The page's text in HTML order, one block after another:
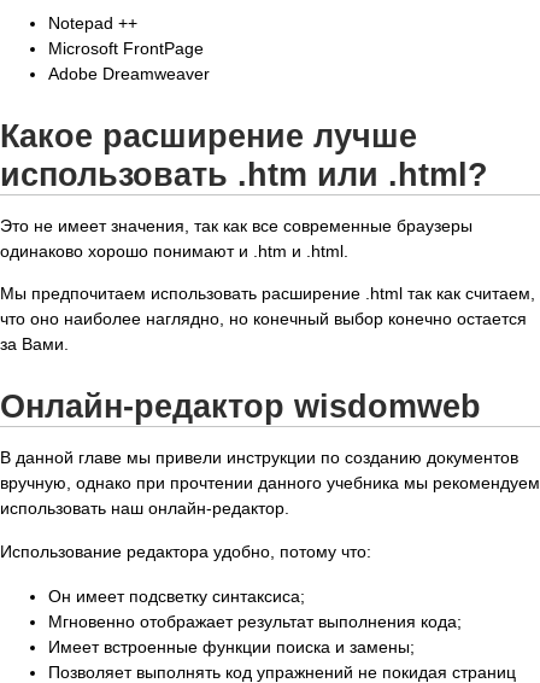
Notepad ++
Microsoft FrontPage
Adobe Dreamweaver
Какое расширение лучше
использовать .htm или .html?
Это не имеет значения, так как все современные браузеры
одинаково хорошо понимают и .htm и .html.
Мы предпочитаем использовать расширение .html так как считаем,
что оно наиболее наглядно, но конечный выбор конечно остается
за Вами.
Онлайн-редактор wisdomweb
В данной главе мы привели инструкции по созданию документов
вручную, однако при прочтении данного учебника мы рекомендуем
использовать наш онлайн-редактор.
Использование редактора удобно, потому что:
Он имеет подсветку синтаксиса;
Мгновенно отображает результат выполнения кода;
Имеет встроенные функции поиска и замены;
Позволяет выполнять код упражнений не покидая страниц